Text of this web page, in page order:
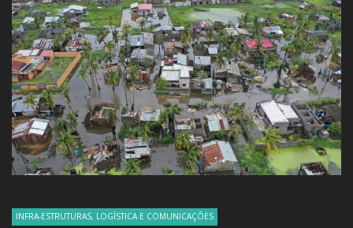
INFRA-ESTRUTURAS, LOGÍSTICA E COMUNICAÇÕES